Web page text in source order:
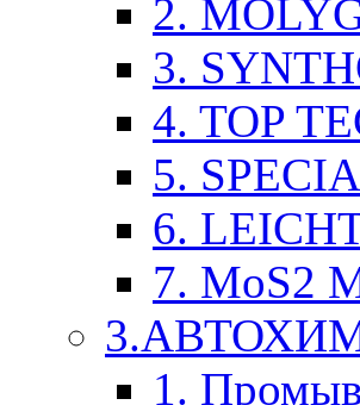
2.
3.
4. TOP
5.
6.
7. MoS2
1.